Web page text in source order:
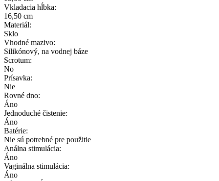
Vkladacia hĺbka:
16,50 cm
Materiál:
Sklo
Vhodné mazivo:
Silikónový, na vodnej báze
Scrotum:
No
Prísavka:
Nie
Rovné dno:
Áno
Jednoduché čistenie:
Áno
Batérie:
Nie sú potrebné pre použitie
Análna stimulácia:
Áno
Vaginálna stimulácia:
Áno